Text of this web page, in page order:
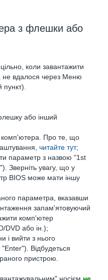
з флешки або
коли завантажити
вдалося через Меню
або інший
комп'ютера. Про те, що
читайте тут;
параметр з назвою "1st
Зверніть увагу, що у
BIOS може мати іншу
параметра, вказавши
запам'ятовуючий
комп'ютер
DVD або ін.);
і вийти з нього
"Enter"). Відбудеться
пристрою.